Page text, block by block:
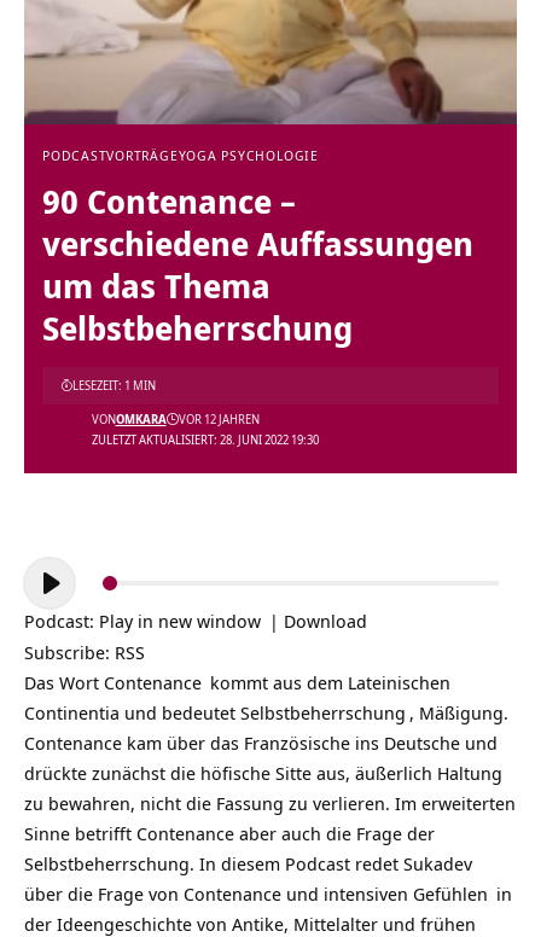
PODCASTVORTRÄGEYOGA PSYCHOLOGIE
90 Contenance –
verschiedene Auffassungen
um das Thema
Selbstbeherrschung
ZULETZT AKTUALISIERT: 28. JUNI 2022 19:30
VONOMKARA VOR 12 JAHREN
LESEZEIT: 1 MIN
Audio-
Player
Podcast: Play in new window | Download
Subscribe: RSS
Das Wort Contenance kommt aus dem Lateinischen
Continentia und bedeutet Selbstbeherrschung , Mäßigung.
Contenance kam über das Französische ins Deutsche und
drückte zunächst die höfische Sitte aus, äußerlich Haltung
zu bewahren, nicht die Fassung zu verlieren. Im erweiterten
Sinne betrifft Contenance aber auch die Frage der
Selbstbeherrschung. In diesem Podcast redet Sukadev
über die Frage von Contenance und intensiven Gefühlen in
der Ideengeschichte von Antike, Mittelalter und frühen